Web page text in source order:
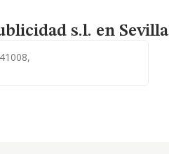
s.l. en Sevilla